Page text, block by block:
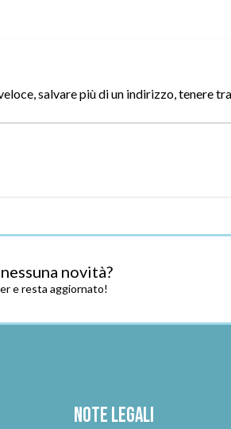
salvare più di un indirizzo, tenere
novità?
e resta aggiornato!
Note legali